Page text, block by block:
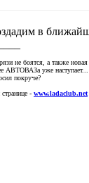
в
не боятся, а также
АВТОВАЗа уже наступает...
покруче?
- www.ladaclub.net